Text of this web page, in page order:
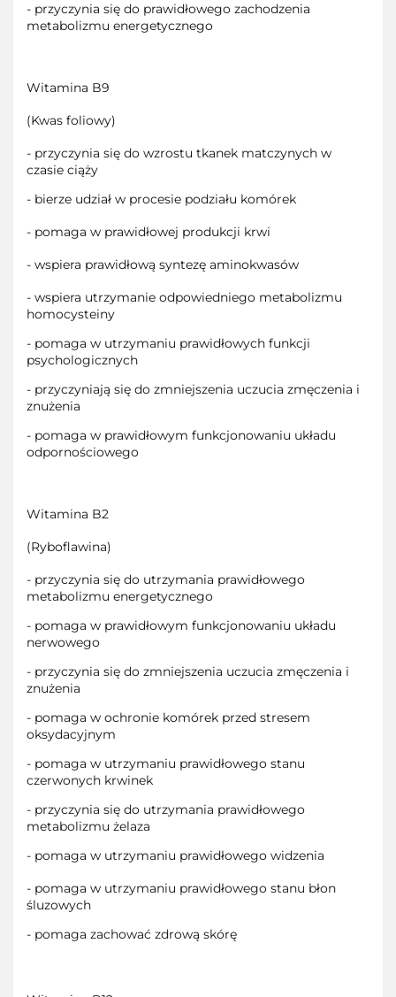
- przyczynia się do prawidłowego zachodzenia
metabolizmu energetycznego
Witamina B9
(Kwas foliowy)
- przyczynia się do wzrostu tkanek matczynych w
czasie ciąży
- bierze udział w procesie podziału komórek
- pomaga w prawidłowej produkcji krwi
- wspiera prawidłową syntezę aminokwasów
- wspiera utrzymanie odpowiedniego metabolizmu
homocysteiny
- pomaga w utrzymaniu prawidłowych funkcji
psychologicznych
- przyczyniają się do zmniejszenia uczucia zmęczenia i
znużenia
- pomaga w prawidłowym funkcjonowaniu układu
odpornościowego
Witamina B2
(Ryboflawina)
- przyczynia się do utrzymania prawidłowego
metabolizmu energetycznego
- pomaga w prawidłowym funkcjonowaniu układu
nerwowego
- przyczynia się do zmniejszenia uczucia zmęczenia i
znużenia
- pomaga w ochronie komórek przed stresem
oksydacyjnym
- pomaga w utrzymaniu prawidłowego stanu
czerwonych krwinek
- przyczynia się do utrzymania prawidłowego
metabolizmu żelaza
- pomaga w utrzymaniu prawidłowego widzenia
- pomaga w utrzymaniu prawidłowego stanu błon
śluzowych
- pomaga zachować zdrową skórę